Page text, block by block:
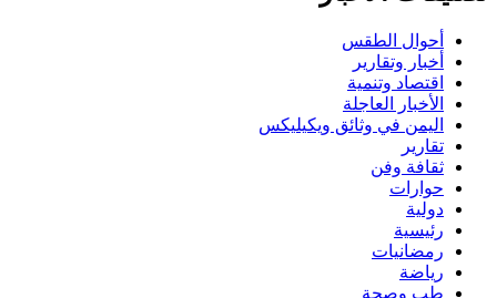
أحوال الطقس
أخبار وتقارير
اقتصاد وتنمية
الأخبار العاجلة
اليمن في وثائق ويكيليكس
تقارير
ثقافة وفن
حوارات
دولية
رئيسية
رمضانيات
رياضة
طب وصحة